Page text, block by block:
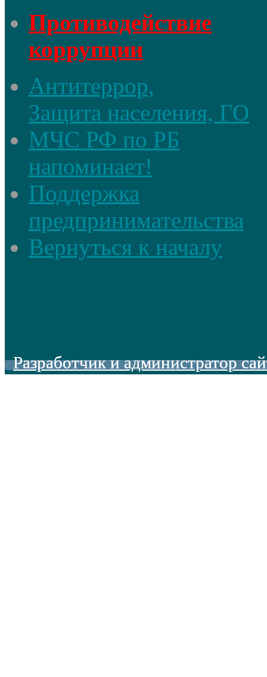
Противодействие
коррупции
Антитеррор,
Защита населения, ГО
МЧС РФ по РБ
напоминает!
Поддержка
предпринимательства
Вернуться к началу
Разработчик и администратор